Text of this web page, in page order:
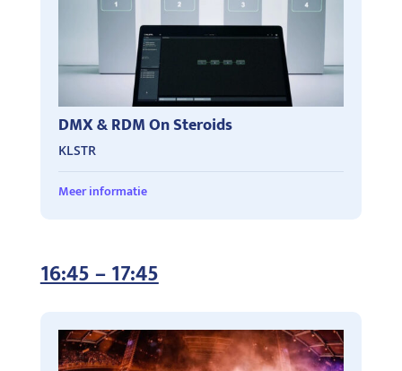
DMX & RDM On Steroids
KLSTR
Meer informatie
16:45 – 17:45